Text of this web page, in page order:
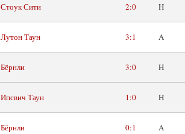
Стоук Сити 2:0 H
Лутон Таун 3:1 A
Бёрнли 3:0 H
Ипсвич Таун 1:0 H
Бёрнли 0:1 A